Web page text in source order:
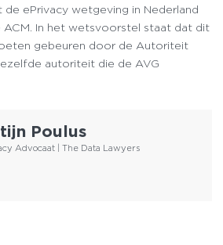
ePrivacy wetgeving in Nederland
ACM. In het wetsvoorstel staat dat dit
gebeuren door de Autoriteit
autoriteit die de AVG
Poulus
Advocaat | The Data Lawyers